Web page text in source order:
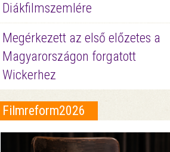
Diákfilmszemlére
Megérkezett az első előzetes a
Magyarországon forgatott
Wickerhez
Filmreform2026